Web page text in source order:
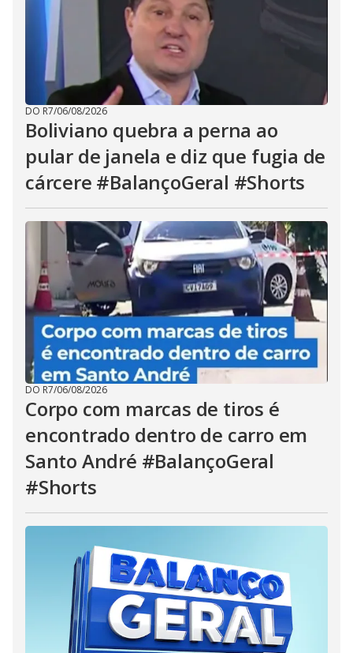
DO R7/06/08/2026
Boliviano quebra a perna ao
pular de janela e diz que fugia de
cárcere #BalançoGeral #Shorts
DO R7/06/08/2026
Corpo com marcas de tiros é
encontrado dentro de carro em
Santo André #BalançoGeral
#Shorts